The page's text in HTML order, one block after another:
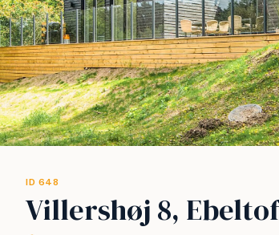
ID 648
Villershøj 8,